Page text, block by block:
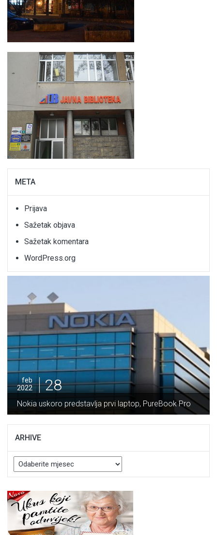
META
Prijava
Sažetak objava
Sažetak komentara
WordPress.org
feb
2022
28
Nokia uskoro predstavlja prvi laptop, PureBook Pro
ARHIVE
Arhive